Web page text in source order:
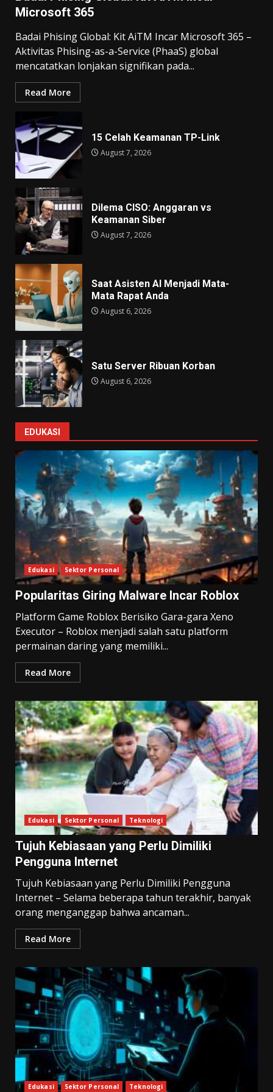
Microsoft 365
Badai Phising Global: Kit AiTM Incar Microsoft 365 –
Aktivitas Phising-as-a-Service (PhaaS) global
mencatatkan lonjakan signifikan pada...
Read More
15 Celah Keamanan TP-Link
August 7, 2026
Dilema CISO: Anggaran vs
Keamanan Siber
August 7, 2026
Saat Asisten AI Menjadi Mata-
Mata Rapat Anda
August 6, 2026
Satu Server Ribuan Korban
August 6, 2026
EDUKASI
Edukasi Sektor Personal
Popularitas Giring Malware Incar Roblox
Platform Game Roblox Berisiko Gara-gara Xeno
Executor – Roblox menjadi salah satu platform
permainan daring yang memiliki...
Read More
Edukasi Sektor Personal Teknologi
Tujuh Kebiasaan yang Perlu Dimiliki
Pengguna Internet
Tujuh Kebiasaan yang Perlu Dimiliki Pengguna
Internet – Selama beberapa tahun terakhir, banyak
orang menganggap bahwa ancaman...
Read More
Edukasi Sektor Personal Teknologi